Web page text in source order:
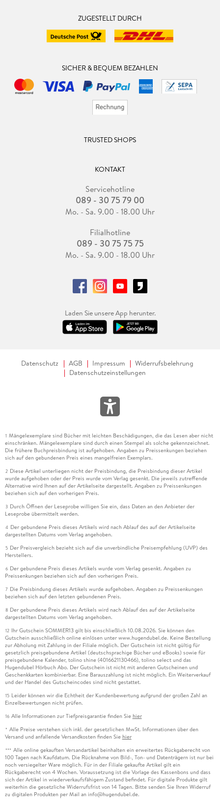
ZUGESTELLT DURCH
SICHER & BEQUEM BEZAHLEN
TRUSTED SHOPS
KONTAKT
Servicehotline
089 - 30 75 79 00
Mo. - Sa. 9.00 - 18.00 Uhr
Filialhotline
089 - 30 75 75 75
Mo. - Sa. 9.00 - 18.00 Uhr
Laden Sie unsere App herunter.
Datenschutz AGB Impressum
Widerrufsbelehrung
Datenschutzeinstellungen
1 Mängelexemplare sind Bücher mit leichten Beschädigungen, die das Lesen aber nicht
einschränken. Mängelexemplare sind durch einen Stempel als solche gekennzeichnet.
Die frühere Buchpreisbindung ist aufgehoben. Angaben zu Preissenkungen beziehen
sich auf den gebundenen Preis eines mangelfreien Exemplars.
2 Diese Artikel unterliegen nicht der Preisbindung, die Preisbindung dieser Artikel
wurde aufgehoben oder der Preis wurde vom Verlag gesenkt. Die jeweils zutreffende
Alternative wird Ihnen auf der Artikelseite dargestellt. Angaben zu Preissenkungen
beziehen sich auf den vorherigen Preis.
3 Durch Öffnen der Leseprobe willigen Sie ein, dass Daten an den Anbieter der
Leseprobe übermittelt werden.
4 Der gebundene Preis dieses Artikels wird nach Ablauf des auf der Artikelseite
dargestellten Datums vom Verlag angehoben.
5 Der Preisvergleich bezieht sich auf die unverbindliche Preisempfehlung (UVP) des
Herstellers.
6 Der gebundene Preis dieses Artikels wurde vom Verlag gesenkt. Angaben zu
Preissenkungen beziehen sich auf den vorherigen Preis.
7 Die Preisbindung dieses Artikels wurde aufgehoben. Angaben zu Preissenkungen
beziehen sich auf den letzten gebundenen Preis.
8 Der gebundene Preis dieses Artikels wird nach Ablauf des auf der Artikelseite
dargestellten Datums vom Verlag angehoben.
12 Ihr Gutschein SOMMER13 gilt bis einschließlich 10.08.2026. Sie können den
Gutschein ausschließlich online einlösen unter www.hugendubel.de. Keine Bestellung
zur Abholung mit Zahlung in der Filiale möglich. Der Gutschein ist nicht gültig für
gesetzlich preisgebundene Artikel (deutschsprachige Bücher und eBooks) sowie für
preisgebundene Kalender, tolino shine (4016621130466), tolino select und das
Hugendubel Hörbuch Abo. Der Gutschein ist nicht mit anderen Gutscheinen und
Geschenkkarten kombinierbar. Eine Barauszahlung ist nicht möglich. Ein Weiterverkauf
und der Handel des Gutscheincodes sind nicht gestattet.
15 Leider können wir die Echtheit der Kundenbewertung aufgrund der großen Zahl an
Einzelbewertungen nicht prüfen.
16 Alle Informationen zur Tiefpreisgarantie finden Sie hier
* Alle Preise verstehen sich inkl. der gesetzlichen MwSt. Informationen über den
Versand und anfallende Versandkosten finden Sie hier
*** Alle online gekauften Versandartikel beinhalten ein erweitertes Rückgaberecht von
100 Tagen nach Kaufdatum. Die Rücknahme von Bild-, Ton- und Datenträgern ist nur bei
noch versiegelter Ware möglich. Für in der Filiale gekaufte Artikel gilt ein
Rückgaberecht von 4 Wochen. Voraussetzung ist die Vorlage des Kassenbons und dass
sich der Artikel in wiederverkaufsfähigem Zustand befindet. Für digitale Produkte gilt
weiterhin die gesetzliche Widerrufsfrist von 14 Tagen. Bitte senden Sie Ihren Widerruf
zu digitalen Produkten per Mail an info@hugendubel.de.